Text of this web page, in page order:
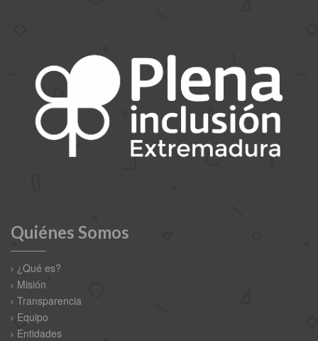
Quiénes Somos
¿Qué es?
Misión
Transparencia
Equipo
Entidades